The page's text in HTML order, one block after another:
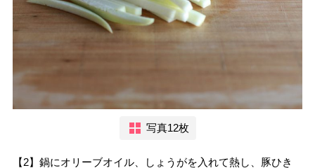
写真12枚
【2】鍋にオリーブオイル、しょうがを入れて熱し、豚ひき